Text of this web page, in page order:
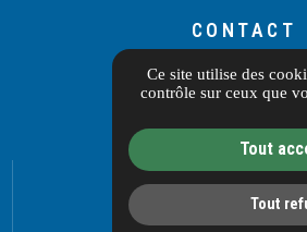
CONTACT
03 55 40 10 97
Itinéraire
Informations
Mentions légales
Ce site utilise des
contrôle sur ceux que
Tout
Tout